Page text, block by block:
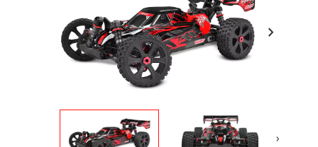
chevron_right
›